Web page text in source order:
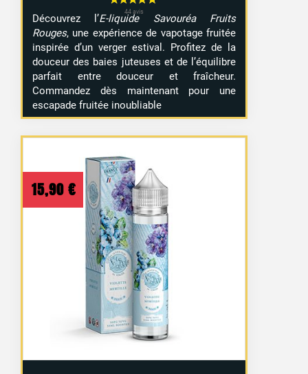
Découvrez l’E-liquide Savouréa Fruits
Rouges, une expérience de vapotage fruitée
inspirée d’un verger estival. Profitez de la
douceur des baies juteuses et de l’équilibre
parfait entre douceur et fraîcheur.
Commandez dès maintenant pour une
escapade fruitée inoubliable
15,90 €